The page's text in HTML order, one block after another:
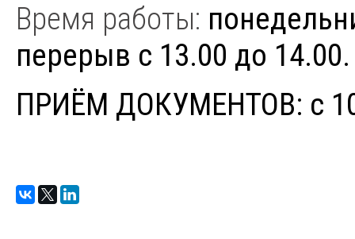
Время работы:
перерыв с 13.00 до 14.00.
ПРИЁМ ДОКУМЕНТОВ: с